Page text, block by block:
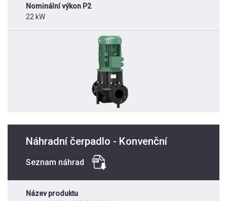
Nominální výkon P2
22 kW
Náhradní čerpadlo - Konvenční
Seznam náhrad
Název produktu